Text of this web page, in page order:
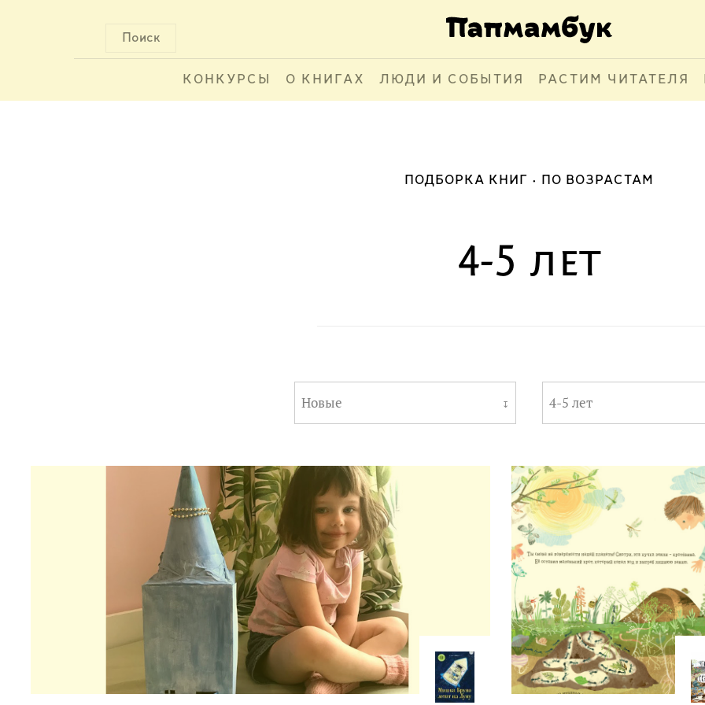
Поиск
КОНКУРСЫ О КНИГАХ ЛЮДИ И СОБЫТИЯ РАСТИМ ЧИТАТЕЛЯ
ПОДБОРКА КНИГ ПО ВОЗРАСТАМ
4-5 лет
Новые ↧ 4-5 лет